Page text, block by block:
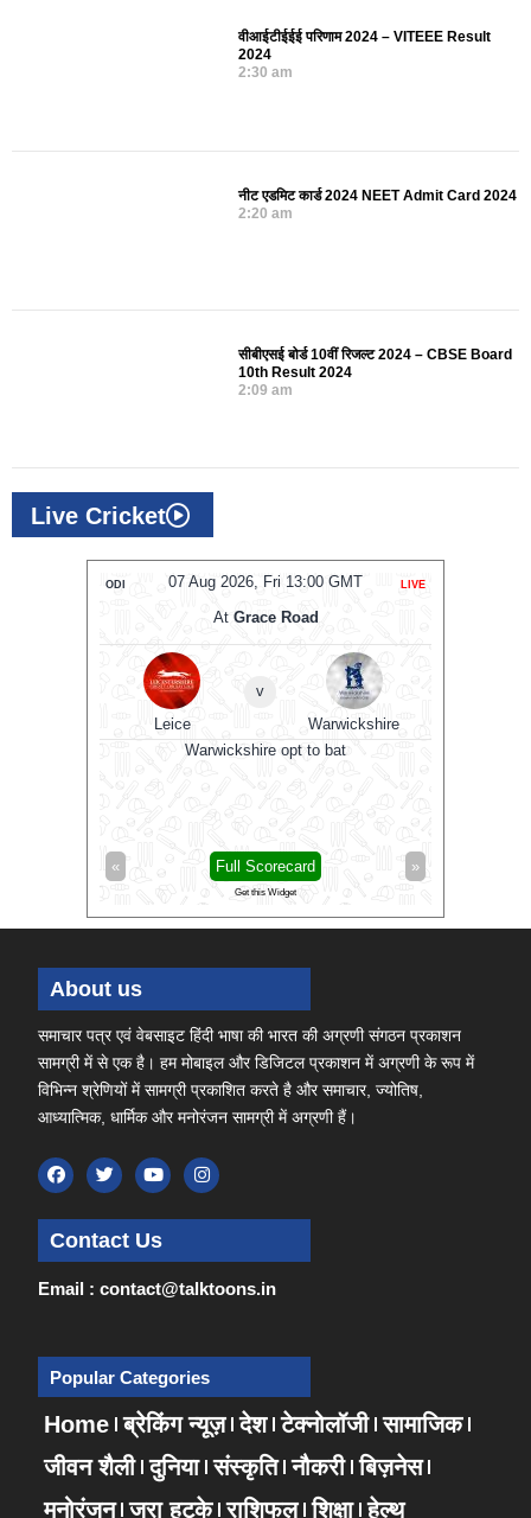
वीआईटीईईई परिणाम 2024 – VITEEE Result
2024
2:30 am
नीट एडमिट कार्ड 2024 NEET Admit Card 2024
2:20 am
सीबीएसई बोर्ड 10वीं रिजल्ट 2024 – CBSE Board
10th Result 2024
2:09 am
Live Cricket
07 Aug 2026, Fri 13:00 GMT
ODI LIVE
At Grace Road
Leice
v
Warwickshire
Warwickshire opt to bat
« »
Full Scorecard
Get this Widget
About us
समाचार पत्र एवं वेबसाइट हिंदी भाषा की भारत की अग्रणी संगठन प्रकाशन
सामग्री में से एक है। हम मोबाइल और डिजिटल प्रकाशन में अग्रणी के रूप में
विभिन्न श्रेणियों में सामग्री प्रकाशित करते है और समाचार, ज्योतिष,
आध्यात्मिक, धार्मिक और मनोरंजन सामग्री में अग्रणी हैं।
Contact Us
Email : contact@talktoons.in
Popular Categories
Home ब्रेकिंग न्यूज़ देश टेक्नोलॉजी सामाजिक
जीवन शैली दुनिया संस्कृति नौकरी बिज़नेस
मनोरंजन जरा हटके राशिफल शिक्षा हेल्थ